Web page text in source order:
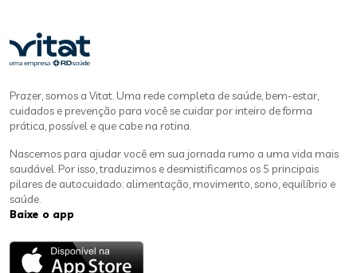
Prazer, somos a Vitat. Uma rede completa de saúde, bem-estar,
cuidados e prevenção para você se cuidar por inteiro de forma
prática, possível e que cabe na rotina.
Nascemos para ajudar você em sua jornada rumo a uma vida mais
saudável. Por isso, traduzimos e desmistificamos os 5 principais
pilares de autocuidado: alimentação, movimento, sono, equilíbrio e
saúde.
Baixe o app